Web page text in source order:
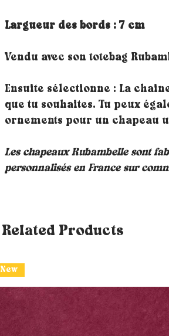
Largueur des bords : 7 cm
Vendu avec son totebag
Ensuite sélectionne : La
que tu souhaites. Tu peux
ornements pour un chapeau
Les chapeaux Rubambelle sont
personnalisés en France sur
Related Products
New